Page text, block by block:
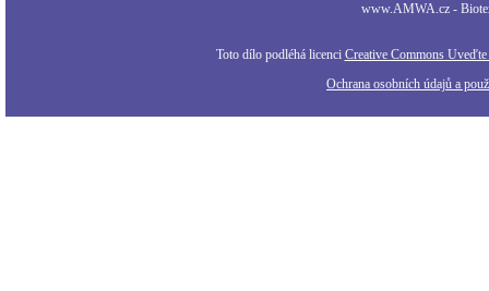
www.AMWA.cz -
Toto dílo podléhá licenci Creative Commons
Ochrana osobních údajů a